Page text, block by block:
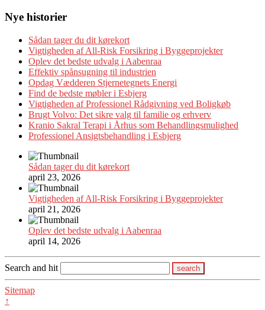
Nye historier
Sådan tager du dit kørekort
Vigtigheden af All-Risk Forsikring i Byggeprojekter
Oplev det bedste udvalg i Aabenraa
Effektiv spånsugning til industrien
Opdag Vædderen Stjernetegnets Energi
Find de bedste møbler i Esbjerg
Vigtigheden af Professionel Rådgivning ved Boligkøb
Brugt Volvo: Det sikre valg til familie og erhverv
Kranio Sakral Terapi i Århus som Behandlingsmulighed
Professionel Ansigtsbehandling i Esbjerg
Sådan tager du dit kørekort
april 23, 2026
Vigtigheden af All-Risk Forsikring i Byggeprojekter
april 21, 2026
Oplev det bedste udvalg i Aabenraa
april 14, 2026
Search and hit
Sitemap
↑